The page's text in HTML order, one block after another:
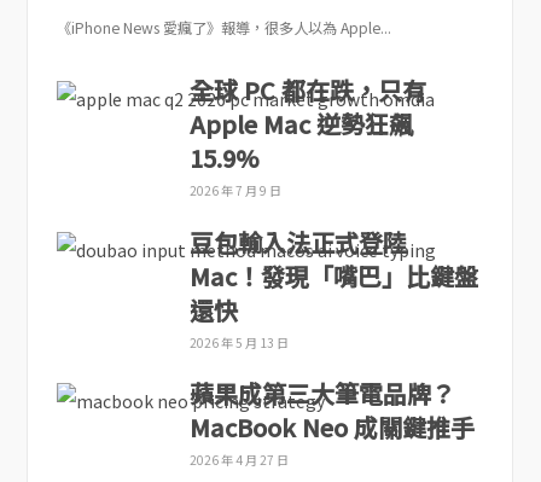
《iPhone News 愛瘋了》報導，很多人以為 Apple...
全球 PC 都在跌，只有
Apple Mac 逆勢狂飆
15.9%
2026 年 7 月 9 日
豆包輸入法正式登陸
Mac！發現「嘴巴」比鍵盤
還快
2026 年 5 月 13 日
蘋果成第三大筆電品牌？
MacBook Neo 成關鍵推手
2026 年 4 月 27 日